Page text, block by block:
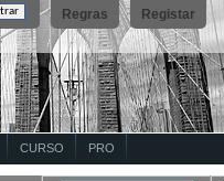
CURSO PRO
Registar
Regras